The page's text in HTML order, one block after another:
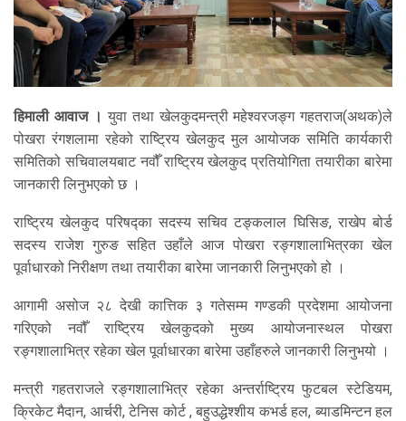
हिमाली आवाज । युवा तथा खेलकुदमन्त्री महेश्वरजङ्ग गहतराज(अथक)ले
पोखरा रंगशलामा रहेको राष्ट्रिय खेलकुद मुल आयोजक समिति कार्यकारी
समितिको सचिवालयबाट नवौँ राष्ट्रिय खेलकुद प्रतियोगिता तयारीका बारेमा
जानकारी लिनुभएको छ ।
राष्ट्रिय खेलकुद परिषद्का सदस्य सचिव टङ्कलाल घिसिङ, राखेप बोर्ड
सदस्य राजेश गुरुङ सहित उहाँले आज पोखरा रङ्गशालाभित्रका खेल
पूर्वाधारको निरीक्षण तथा तयारीका बारेमा जानकारी लिनुभएको हो ।
आगामी असोज २८ देखी कात्तिक ३ गतेसम्म गण्डकी प्रदेशमा आयोजना
गरिएको नवौँ राष्ट्रिय खेलकुदको मुख्य आयोजनास्थल पोखरा
रङ्गशालाभित्र रहेका खेल पूर्वाधारका बारेमा उहाँहरुले जानकारी लिनुभयो ।
मन्त्री गहतराजले रङ्गशालाभित्र रहेका अन्तर्राष्ट्रिय फुटबल स्टेडियम,
क्रिकेट मैदान, आर्चरी, टेनिस कोर्ट , बहुउद्धेश्शीय कभर्ड हल, ब्याडमिन्टन हल